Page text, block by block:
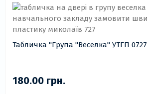
Табличка "Група "Веселка" УТГП 0727
180.00 грн.